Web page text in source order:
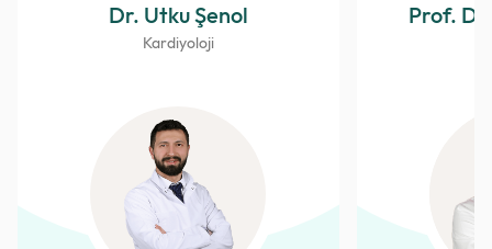
Dr. Utku Şenol
Kardiyoloji
Prof.